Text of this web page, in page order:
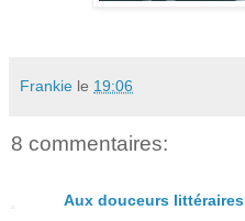
Frankie le 19:06
8 commentaires:
Aux douceurs littéraires